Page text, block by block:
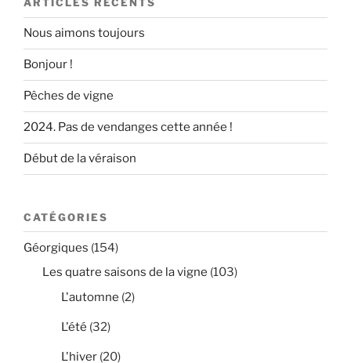
Nous aimons toujours
Bonjour !
Pêches de vigne
2024. Pas de vendanges cette année !
Début de la véraison
CATÉGORIES
Géorgiques (154)
Les quatre saisons de la vigne (103)
L'automne (2)
L'été (32)
L'hiver (20)